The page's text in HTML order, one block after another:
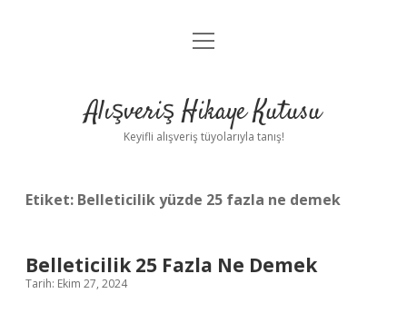
Anasayfa
Yasal Uyarı
menüyü
Alışveriş Hikaye Kutusu
Keyifli alışveriş tüyolarıyla tanış!
Etiket: Belleticilik yüzde 25 fazla ne demek
Belleticilik 25 Fazla Ne Demek
Tarih: Ekim 27, 2024